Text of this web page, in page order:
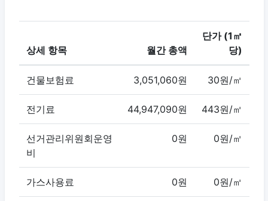
상세 항목 월간 총액
단가 (1㎡
당)
건물보험료 3,051,060원 30원/㎡
전기료 44,947,090원 443원/㎡
선거관리위원회운영
비
0원 0원/㎡
가스사용료 0원 0원/㎡